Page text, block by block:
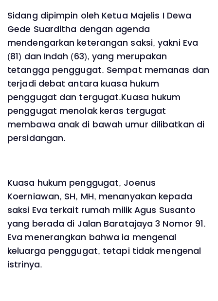
Sidang dipimpin oleh Ketua Majelis I Dewa
Gede Suarditha dengan agenda
mendengarkan keterangan saksi, yakni Eva
(81) dan Indah (63), yang merupakan
tetangga penggugat. Sempat memanas dan
terjadi debat antara kuasa hukum
penggugat dan tergugat.Kuasa hukum
penggugat menolak keras tergugat
membawa anak di bawah umur dilibatkan di
persidangan.
Kuasa hukum penggugat, Joenus
Koerniawan, SH, MH, menanyakan kepada
saksi Eva terkait rumah milik Agus Susanto
yang berada di Jalan Baratajaya 3 Nomor 91.
Eva menerangkan bahwa ia mengenal
keluarga penggugat, tetapi tidak mengenal
istrinya.